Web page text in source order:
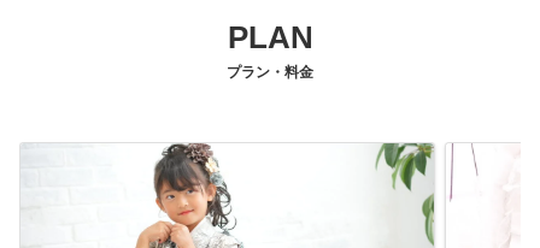
PLAN
プラン・料金